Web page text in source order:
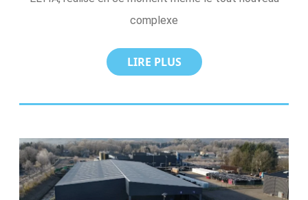
complexe
LIRE PLUS